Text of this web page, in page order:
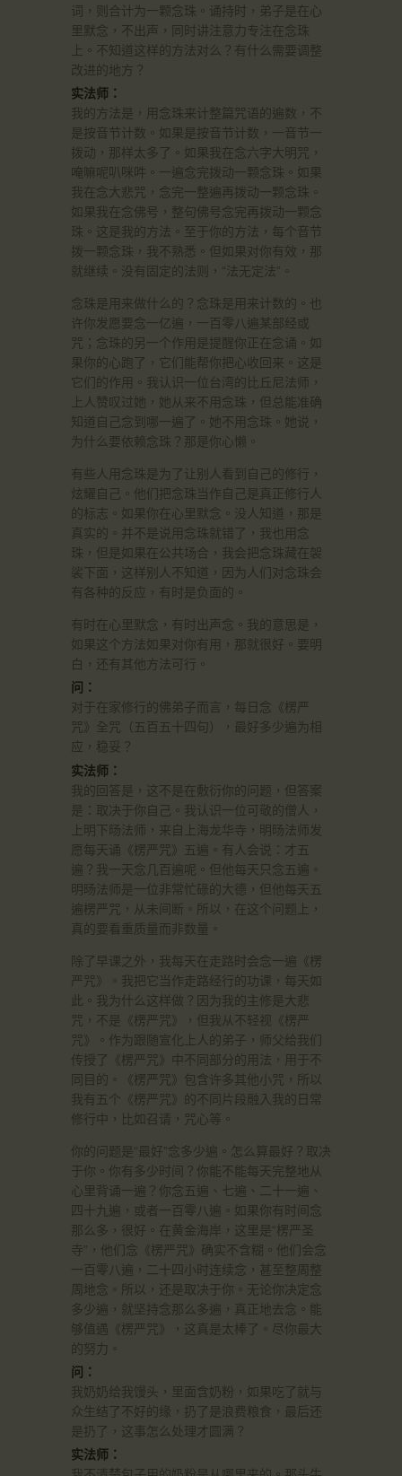
词，则合计为一颗念珠。诵持时，弟子是在心
里默念，不出声，同时讲注意力专注在念珠
上。不知道这样的方法对么？有什么需要调整
改进的地方？
实法师：
我的方法是，用念珠来计整篇咒语的遍数，不
是按音节计数。如果是按音节计数，一音节一
拨动，那样太多了。如果我在念六字大明咒，
唵嘛呢叭咪吽。一遍念完拨动一颗念珠。如果
我在念大悲咒，念完一整遍再拨动一颗念珠。
如果我在念佛号，整句佛号念完再拨动一颗念
珠。这是我的方法。至于你的方法，每个音节
拨一颗念珠，我不熟悉。但如果对你有效，那
就继续。没有固定的法则，“法无定法”。
念珠是用来做什么的？念珠是用来计数的。也
许你发愿要念一亿遍，一百零八遍某部经或
咒；念珠的另一个作用是提醒你正在念诵。如
果你的心跑了，它们能帮你把心收回来。这是
它们的作用。我认识一位台湾的比丘尼法师，
上人赞叹过她，她从来不用念珠，但总能准确
知道自己念到哪一遍了。她不用念珠。她说，
为什么要依赖念珠？那是你心懒。
有些人用念珠是为了让别人看到自己的修行，
炫耀自己。他们把念珠当作自己是真正修行人
的标志。如果你在心里默念。没人知道，那是
真实的。并不是说用念珠就错了，我也用念
珠，但是如果在公共场合，我会把念珠藏在袈
裟下面，这样别人不知道，因为人们对念珠会
有各种的反应，有时是负面的。
有时在心里默念，有时出声念。我的意思是，
如果这个方法如果对你有用，那就很好。要明
白，还有其他方法可行。
问：
对于在家修行的佛弟子而言，每日念《楞严
咒》全咒（五百五十四句），最好多少遍为相
应，稳妥？
实法师：
我的回答是，这不是在敷衍你的问题，但答案
是：取决于你自己。我认识一位可敬的僧人，
上明下旸法师，来自上海龙华寺，明旸法师发
愿每天诵《楞严咒》五遍。有人会说：才五
遍？我一天念几百遍呢。但他每天只念五遍。
明旸法师是一位非常忙碌的大德，但他每天五
遍楞严咒，从未间断。所以，在这个问题上，
真的要看重质量而非数量。
除了早课之外，我每天在走路时会念一遍《楞
严咒》。我把它当作走路经行的功课，每天如
此。我为什么这样做？因为我的主修是大悲
咒，不是《楞严咒》，但我从不轻视《楞严
咒》。作为跟随宣化上人的弟子，师父给我们
传授了《楞严咒》中不同部分的用法，用于不
同目的。《楞严咒》包含许多其他小咒，所以
我有五个《楞严咒》的不同片段融入我的日常
修行中，比如召请，咒心等。
你的问题是“最好”念多少遍。怎么算最好？取决
于你。你有多少时间？你能不能每天完整地从
心里背诵一遍？你念五遍、七遍、二十一遍、
四十九遍，或者一百零八遍。如果你有时间念
那么多，很好。在黄金海岸，这里是“楞严圣
寺”，他们念《楞严咒》确实不含糊。他们会念
一百零八遍，二十四小时连续念，甚至整周整
周地念。所以，还是取决于你。无论你决定念
多少遍，就坚持念那么多遍，真正地去念。能
够值遇《楞严咒》，这真是太棒了。尽你最大
的努力。
问：
我奶奶给我馒头，里面含奶粉，如果吃了就与
众生结了不好的缘，扔了是浪费粮食，最后还
是扔了，这事怎么处理才圆满？
实法师：